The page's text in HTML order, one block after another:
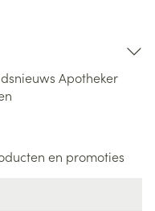
Apotheker
en promoties